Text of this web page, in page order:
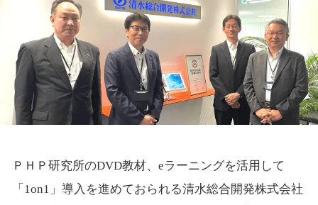
ＰＨＰ研究所のDVD教材、eラーニングを活用して
「1on1」導入を進めておられる清水総合開発株式会社